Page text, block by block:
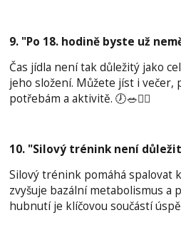
9. "Po 18. hodině byste už
Čas jídla není tak důležitý jako
jeho složení. Můžete jíst i večer,
potřebám a aktivitě. 🕖🥗🏋️‍♂️
10. "Silový trénink není
Silový trénink pomáhá spalovat
zvyšuje bazální metabolismus a
hubnutí je klíčovou součástí